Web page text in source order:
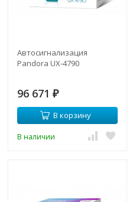
Автосигнализация
Pandora UX-4790
96 671 ₽
В корзину
В наличии